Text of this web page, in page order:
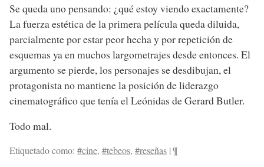
Se queda uno pensando: ¿qué estoy viendo exactamente?
La fuerza estética de la primera película queda diluida,
parcialmente por estar peor hecha y por repetición de
esquemas ya en muchos largometrajes desde entonces. El
argumento se pierde, los personajes se desdibujan, el
protagonista no mantiene la posición de liderazgo
cinematográfico que tenía el Leónidas de Gerard Butler.
Todo mal.
Etiquetado como: #cine, #tebeos, #reseñas |¶